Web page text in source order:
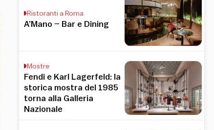
Ristoranti a Roma
A’Mano – Bar e Dining
Mostre
Fendi e Karl Lagerfeld: la
storica mostra del 1985
torna alla Galleria
Nazionale